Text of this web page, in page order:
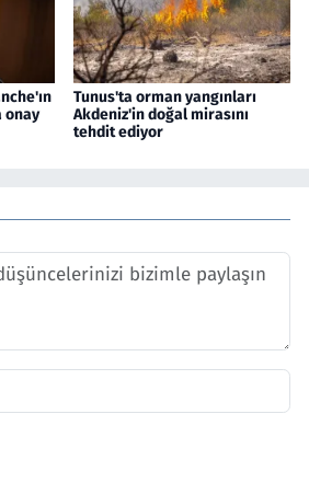
onay
Tunus'ta orman yangınları
Akdeniz'in doğal mirasını
tehdit ediyor